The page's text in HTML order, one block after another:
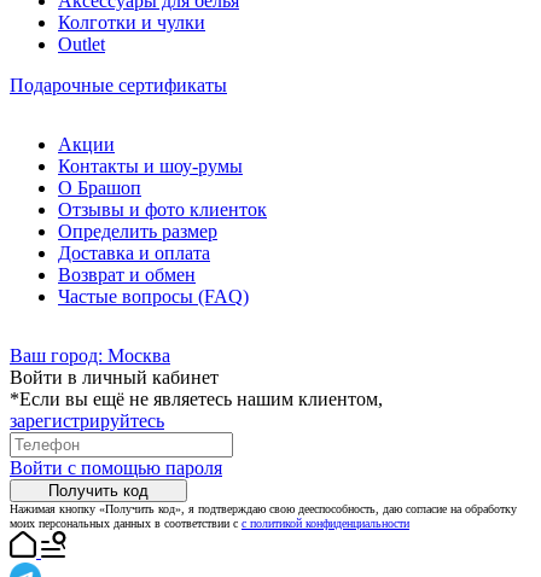
Колготки и чулки
Outlet
Подарочные сертификаты
Акции
Контакты и шоу-румы
О Брашоп
Отзывы и фото клиенток
Определить размер
Доставка и оплата
Возврат и обмен
Частые вопросы (FAQ)
Ваш город: Москва
Войти в личный кабинет
*Если вы ещё не являетесь нашим клиентом,
зарегистрируйтесь
Войти с помощью пароля
Получить код
Нажимая кнопку «Получить код», я подтверждаю свою дееспособность, даю согласие на обработку
моих персональных данных в соответствии с с политикой конфиденциальности